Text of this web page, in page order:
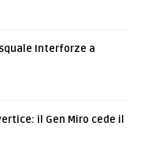
Interforze a
il Gen Miro cede il